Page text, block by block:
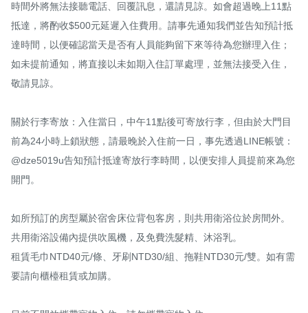
時間外將無法接聽電話、回覆訊息，還請見諒。如會超過晚上11點
抵達，將酌收$500元延遲入住費用。請事先通知我們並告知預計抵
達時間，以便確認當天是否有人員能夠留下來等待為您辦理入住；
如未提前通知，將直接以未如期入住訂單處理，並無法接受入住，
敬請見諒。
關於行李寄放：入住當日，中午11點後可寄放行李，但由於大門目
前為24小時上鎖狀態，請最晚於入住前一日，事先透過LINE帳號：
@dze5019u告知預計抵達寄放行李時間，以便安排人員提前來為您
開門。
如所預訂的房型屬於宿舍床位背包客房，則共用衛浴位於房間外。
共用衛浴設備內提供吹風機，及免費洗髮精、沐浴乳。
租賃毛巾NTD40元/條、牙刷NTD30/組、拖鞋NTD30元/雙。如有需
要請向櫃檯租賃或加購。